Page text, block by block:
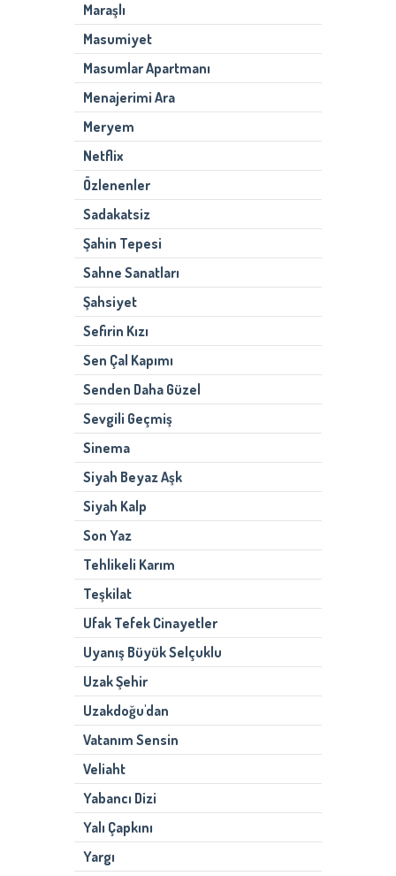
Maraşlı
Masumiyet
Masumlar Apartmanı
Menajerimi Ara
Meryem
Netflix
Özlenenler
Sadakatsiz
Şahin Tepesi
Sahne Sanatları
Şahsiyet
Sefirin Kızı
Sen Çal Kapımı
Senden Daha Güzel
Sevgili Geçmiş
Sinema
Siyah Beyaz Aşk
Siyah Kalp
Son Yaz
Tehlikeli Karım
Teşkilat
Ufak Tefek Cinayetler
Uyanış Büyük Selçuklu
Uzak Şehir
Uzakdoğu'dan
Vatanım Sensin
Veliaht
Yabancı Dizi
Yalı Çapkını
Yargı